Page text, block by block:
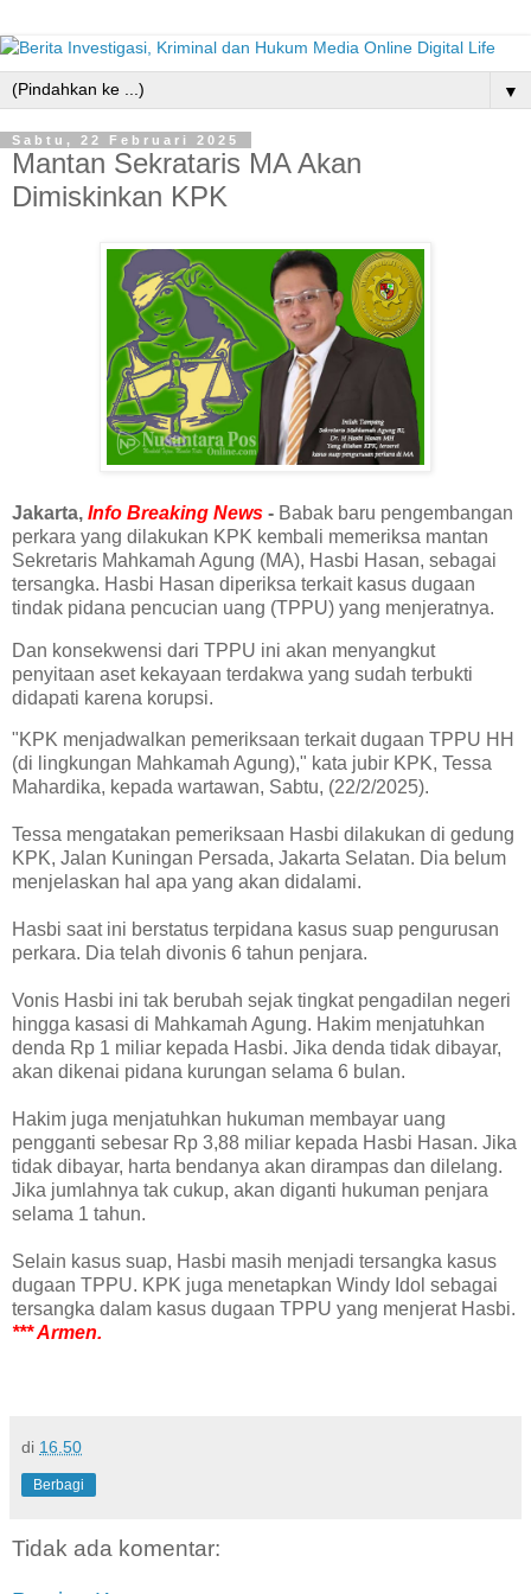
▼
Sabtu, 22 Februari 2025
Mantan Sekrataris MA Akan
Dimiskinkan KPK
Jakarta, Info Breaking News - Babak baru pengembangan
perkara yang dilakukan KPK kembali memeriksa mantan
Sekretaris Mahkamah Agung (MA), Hasbi Hasan, sebagai
tersangka. Hasbi Hasan diperiksa terkait kasus dugaan
tindak pidana pencucian uang (TPPU) yang menjeratnya.
Dan konsekwensi dari TPPU ini akan menyangkut
penyitaan aset kekayaan terdakwa yang sudah terbukti
didapati karena korupsi.
"KPK menjadwalkan pemeriksaan terkait dugaan TPPU HH
(di lingkungan Mahkamah Agung)," kata jubir KPK, Tessa
Mahardika, kepada wartawan, Sabtu, (22/2/2025).
Tessa mengatakan pemeriksaan Hasbi dilakukan di gedung
KPK, Jalan Kuningan Persada, Jakarta Selatan. Dia belum
menjelaskan hal apa yang akan didalami.
Hasbi saat ini berstatus terpidana kasus suap pengurusan
perkara. Dia telah divonis 6 tahun penjara.
Vonis Hasbi ini tak berubah sejak tingkat pengadilan negeri
hingga kasasi di Mahkamah Agung. Hakim menjatuhkan
denda Rp 1 miliar kepada Hasbi. Jika denda tidak dibayar,
akan dikenai pidana kurungan selama 6 bulan.
Hakim juga menjatuhkan hukuman membayar uang
pengganti sebesar Rp 3,88 miliar kepada Hasbi Hasan. Jika
tidak dibayar, harta bendanya akan dirampas dan dilelang.
Jika jumlahnya tak cukup, akan diganti hukuman penjara
selama 1 tahun.
Selain kasus suap, Hasbi masih menjadi tersangka kasus
dugaan TPPU. KPK juga menetapkan Windy Idol sebagai
tersangka dalam kasus dugaan TPPU yang menjerat Hasbi.
*** Armen.
di 16.50
Berbagi
Tidak ada komentar: